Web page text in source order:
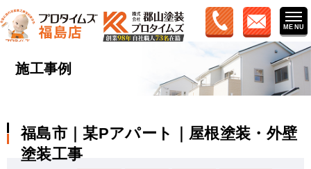
施工事例
福島市｜某Pアパート｜屋根塗装・外壁
塗装工事